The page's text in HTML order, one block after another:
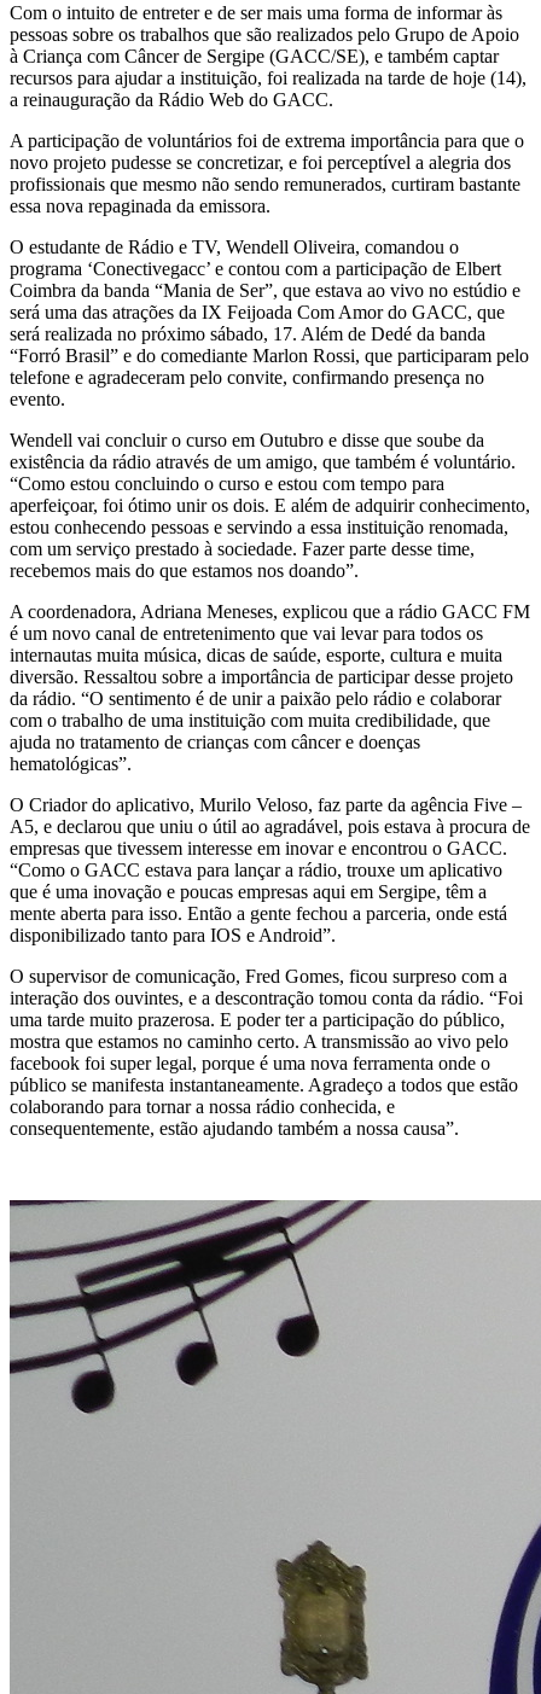
Com o intuito de entreter e de ser mais uma forma de informar às
pessoas sobre os trabalhos que são realizados pelo Grupo de Apoio
à Criança com Câncer de Sergipe (GACC/SE), e também captar
recursos para ajudar a instituição, foi realizada na tarde de hoje (14),
a reinauguração da Rádio Web do GACC.
A participação de voluntários foi de extrema importância para que o
novo projeto pudesse se concretizar, e foi perceptível a alegria dos
profissionais que mesmo não sendo remunerados, curtiram bastante
essa nova repaginada da emissora.
O estudante de Rádio e TV, Wendell Oliveira, comandou o
programa ‘Conectivegacc’ e contou com a participação de Elbert
Coimbra da banda “Mania de Ser”, que estava ao vivo no estúdio e
será uma das atrações da IX Feijoada Com Amor do GACC, que
será realizada no próximo sábado, 17. Além de Dedé da banda
“Forró Brasil” e do comediante Marlon Rossi, que participaram pelo
telefone e agradeceram pelo convite, confirmando presença no
evento.
Wendell vai concluir o curso em Outubro e disse que soube da
existência da rádio através de um amigo, que também é voluntário.
“Como estou concluindo o curso e estou com tempo para
aperfeiçoar, foi ótimo unir os dois. E além de adquirir conhecimento,
estou conhecendo pessoas e servindo a essa instituição renomada,
com um serviço prestado à sociedade. Fazer parte desse time,
recebemos mais do que estamos nos doando”.
A coordenadora, Adriana Meneses, explicou que a rádio GACC FM
é um novo canal de entretenimento que vai levar para todos os
internautas muita música, dicas de saúde, esporte, cultura e muita
diversão. Ressaltou sobre a importância de participar desse projeto
da rádio. “O sentimento é de unir a paixão pelo rádio e colaborar
com o trabalho de uma instituição com muita credibilidade, que
ajuda no tratamento de crianças com câncer e doenças
hematológicas”.
O Criador do aplicativo, Murilo Veloso, faz parte da agência Five –
A5, e declarou que uniu o útil ao agradável, pois estava à procura de
empresas que tivessem interesse em inovar e encontrou o GACC.
“Como o GACC estava para lançar a rádio, trouxe um aplicativo
que é uma inovação e poucas empresas aqui em Sergipe, têm a
mente aberta para isso. Então a gente fechou a parceria, onde está
disponibilizado tanto para IOS e Android”.
O supervisor de comunicação, Fred Gomes, ficou surpreso com a
interação dos ouvintes, e a descontração tomou conta da rádio. “Foi
uma tarde muito prazerosa. E poder ter a participação do público,
mostra que estamos no caminho certo. A transmissão ao vivo pelo
facebook foi super legal, porque é uma nova ferramenta onde o
público se manifesta instantaneamente. Agradeço a todos que estão
colaborando para tornar a nossa rádio conhecida, e
consequentemente, estão ajudando também a nossa causa”.